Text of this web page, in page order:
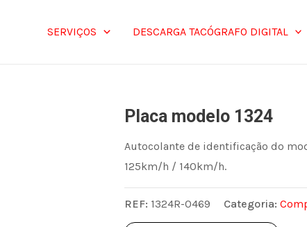
SERVIÇOS DESCARGA TACÓGRAFO DIGITAL
Placa modelo 1324
Autocolante de identificação do
125km/h / 140km/h.
REF: 1324R-0469 Categoria: